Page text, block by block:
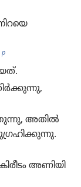
p
അതിൽ
അണിയി​